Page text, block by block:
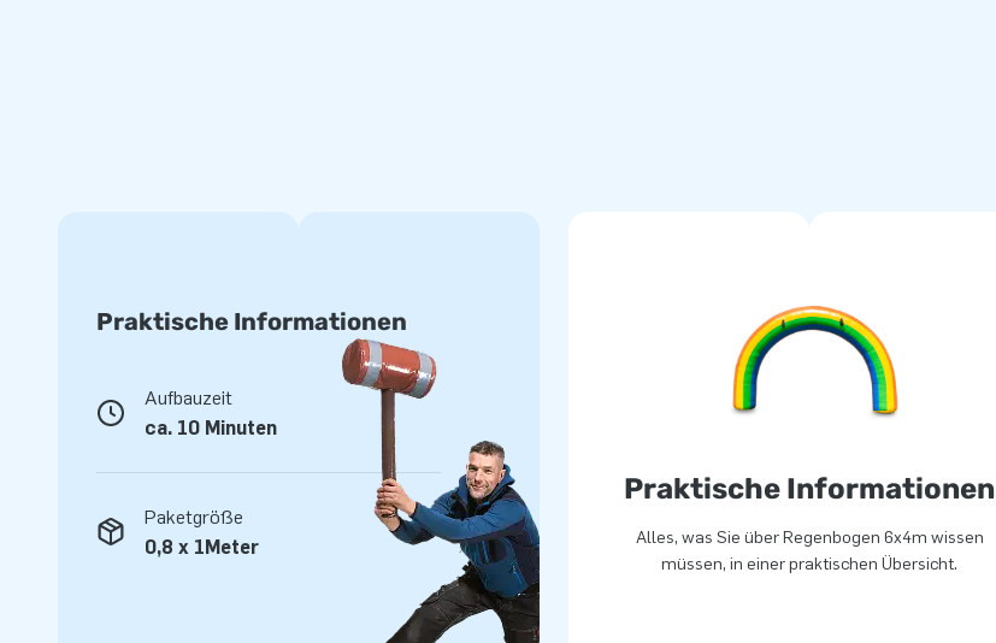
optimalen Spielspaß.
Kaufen Sie diesen aufblasbaren Regenbogen und liefern Sie Ihren Kunden
den Tag ihres Lebens!
Über 15.0000 Kunden hab sich bereits für JB entschieden. JB lässt Menschen weltweit
seit über 15 Jahren wortwörtlich ein Loch in die Luft springen. Unser Team aus Designern,
Entwicklern und Logistikern bieten einzigartige aufblasbare Attraktionen auf großartige
Weise! Kunden können sich auf unseren professionellen Service und die Lieferung
verlassen. Sie nennen uns auch " creators of greatness".
Praktische Informationen
Aufbauzeit
ca. 10 Minuten
Paketgröße
0,8 x 1Meter
Praktische Informationen
Alles, was Sie über Regenbogen 6x4m wissen
müssen, in einer praktischen Übersicht.